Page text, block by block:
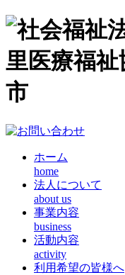
ホーム
home
法人について
about us
事業内容
business
活動内容
activity
利用希望の皆様へ